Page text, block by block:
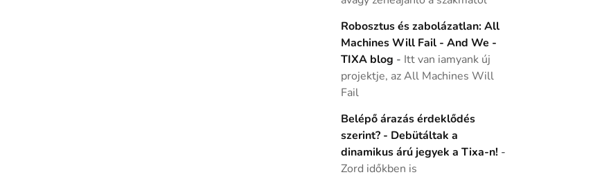
Robosztus és zabolázatlan: All
Machines Will Fail - And We -
TIXA blog - Itt van iamyank új
projektje, az All Machines Will
Fail
Belépő árazás érdeklődés
szerint? - Debütáltak a
dinamikus árú jegyek a Tixa-n! -
Zord időkben is